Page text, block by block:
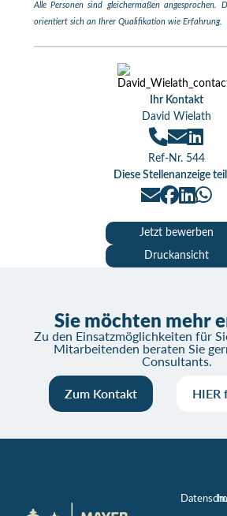
Alle Personen sind gleichermaßen angesprochen.
orientiert sich an Ihrer Qualifikation wie Erfahrung.
Ihr Kontakt
David Wielath
Ref-Nr. 544
Diese Stellenanzeige
Jetzt bewerben
Druckansicht
Sie möchten mehr
Zu den Einsatzmöglichkeiten für
Mitarbeitenden beraten Sie
Consultants.
Zum Kontakt HIER